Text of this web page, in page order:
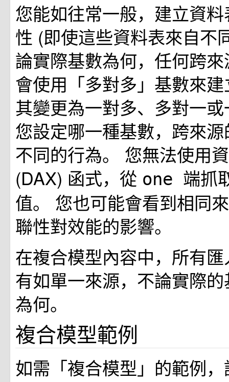
您能如往常一般，建立資
性 (即使這些資料表來自不
論實際基數為何，任何跨
會使用「多對多」基數來
其變更為一對多、多對一
您設定哪一種基數，跨來
不同的行為。 您無法使用
(DAX) 函式，從 one 端抓
值。 您也可能會看到相同
聯性對效能的影響。
在複合模型內容中，所有
有如單一來源，不論實際
為何。
複合模型範例
如需「複合模型」的範例